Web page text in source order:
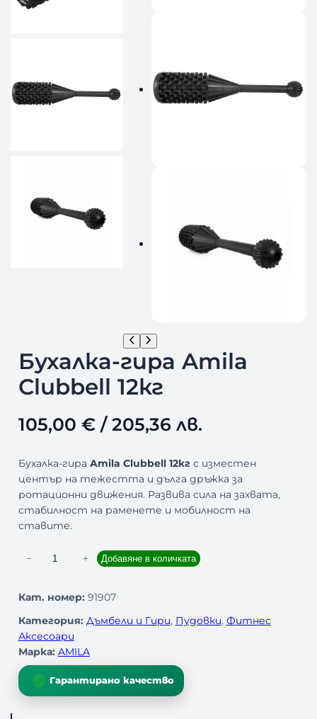
Бухалка-гира Amila
Clubbell 12кг
105,00 €/ 205,36 лв.
Бухалка-гира Amila Clubbell 12кг с изместен
център на тежестта и дълга дръжка за
ротационни движения. Развива сила на захвата,
стабилност на раменете и мобилност на
ставите.
л
ч
е
с
т
в
− + Добавяне в количката
Кат. номер: 91907
Категория: Дъмбели и Гири, Пудовки, Фитнес
Аксесоари
Марка: AMILA
Гарантирано качество